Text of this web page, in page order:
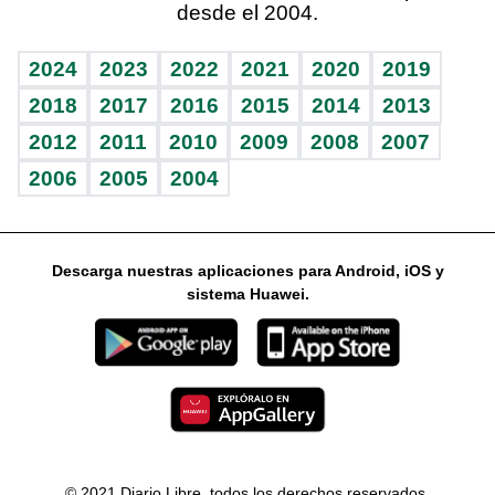
Vida y familia
Eñe
Celebrando la vida
Sin complejos
En pocas palabras
Escuchando al corazón
Economía Personal
Consulta Libre
BRV
TBT Deportivo
Más firmas
Guía del dinero
Horóscopos
desde el 2004.
2024 2023 2022 2021 2020
2019
2018
2017 2016 2015 2014
2013
2012
2011 2010 2009 2008
2007
2006
2005 2004
Descarga nuestras aplicaciones para Android, iOS y
sistema Huawei.